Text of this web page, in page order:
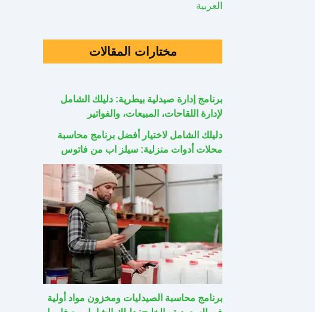
العربية
مختارات المقالات
برنامج إدارة صيدلية بيطرية: دليلك الشامل
لإدارة اللقاحات، المبيعات، والفواتير
دليلك الشامل لاختيار أفضل برنامج محاسبة
محلات أدوات منزلية: سيلز اب من فاتوس
برنامج محاسبة الصيدليات ومخزون مواد أولية